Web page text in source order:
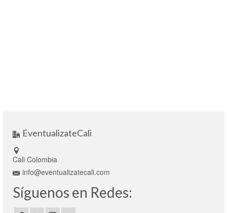
EventualizateCali
Cali Colombia
info@eventualizatecali.com
Síguenos en Redes: